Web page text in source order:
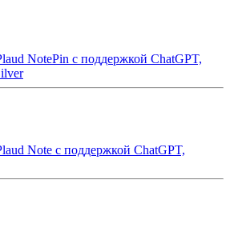
NotePin с поддержкой ChatGPT,
Note с поддержкой ChatGPT,